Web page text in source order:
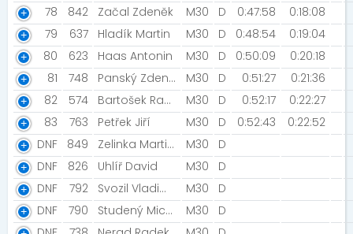
78
842 Začal Zdeněk M30 D 0:47:58
0:18:08
79
637 Hladík Martin M30 D 0:48:54
0:19:04
80
623 Haas Antonin M30 D 0:50:09
0:20:18
81
748 Panský Zdeněk [Prostě běž!] M30 D 0:51:27
0:21:36
82
574 Bartošek Radim M30 D 0:52:17
0:22:27
83
763 Petřek Jiří M30 D 0:52:43
0:22:52
DNF
849 Zelinka Martin [Extra B] M30
D
DNF
826 Uhlíř David M30
D
DNF
792 Svozil Vladimír M30
D
DNF
790 Studený Michal [Running Zone Brno] M30
D